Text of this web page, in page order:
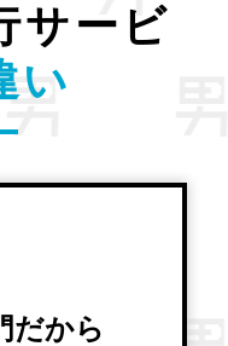
サービ
い
だから